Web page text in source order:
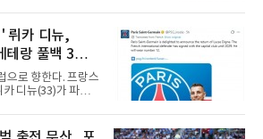
수비형 미드필더인
거
리그 서산 파이오니
장을 갖춘 그에 대
동력, 중원에서 공수
점이라고 설명했
색깔과 맞닿아 있다.
없이 움직이며 팀
를 높이 샀다. 많은
뤼카 디뉴,
테랑 풀백 3년
으로 향한다. 프랑스
디뉴(33)가 파리
(잉글랜드)에서 뛰
표했다. 계약 기간